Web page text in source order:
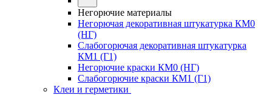
Негорючие материалы
Негорючая декоративная штукатурка КМ0
(НГ)
Слабогорючая декоративная штукатурка
КМ1 (Г1)
Негорючие краски КМ0 (НГ)
Слабогорючие краски КМ1 (Г1)
Клеи и герметики